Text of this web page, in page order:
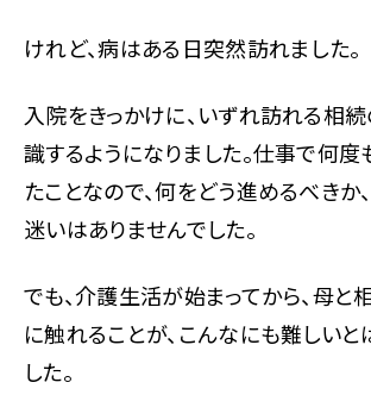
けれど、病はある日突然訪れました。
入院をきっかけに、いずれ訪れる相
識するようになりました。仕事で何度
たことなので、何をどう進めるべきか
迷いはありませんでした。
でも、介護生活が始まってから、母
に触れることが、こんなにも難しい
した。